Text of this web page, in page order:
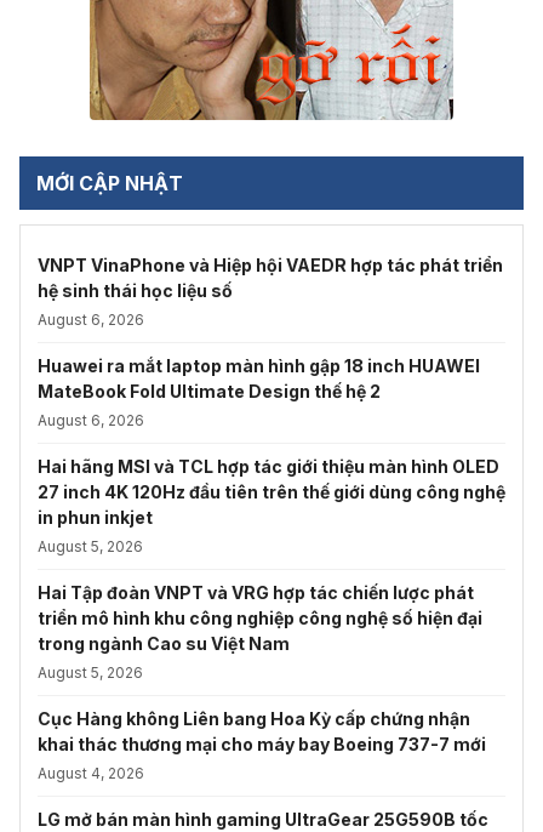
MỚI CẬP NHẬT
VNPT VinaPhone và Hiệp hội VAEDR hợp tác phát triển
hệ sinh thái học liệu số
August 6, 2026
Huawei ra mắt laptop màn hình gập 18 inch HUAWEI
MateBook Fold Ultimate Design thế hệ 2
August 6, 2026
Hai hãng MSI và TCL hợp tác giới thiệu màn hình OLED
27 inch 4K 120Hz đầu tiên trên thế giới dùng công nghệ
in phun inkjet
August 5, 2026
Hai Tập đoàn VNPT và VRG hợp tác chiến lược phát
triển mô hình khu công nghiệp công nghệ số hiện đại
trong ngành Cao su Việt Nam
August 5, 2026
Cục Hàng không Liên bang Hoa Kỳ cấp chứng nhận
khai thác thương mại cho máy bay Boeing 737-7 mới
August 4, 2026
LG mở bán màn hình gaming UltraGear 25G590B tốc